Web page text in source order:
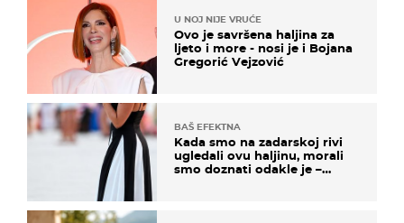
U NOJ NIJE VRUĆE
Ovo je savršena haljina za
ljeto i more - nosi je i Bojana
Gregorić Vejzović
BAŠ EFEKTNA
Kada smo na zadarskoj rivi
ugledali ovu haljinu, morali
smo doznati odakle je –